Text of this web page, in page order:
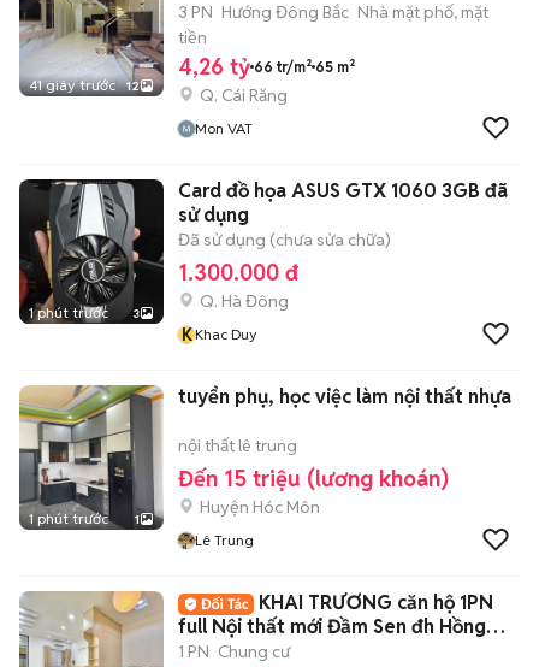
41 giây trước 12
3 PN Hướng Đông Bắc Nhà mặt phố, mặt
tiền
4,26 tỷ 66 tr/m² 65 m²
Q. Cái Răng
Mon VAT
1 phút trước 3
Card đồ họa ASUS GTX 1060 3GB đã
sử dụng
Đã sử dụng (chưa sửa chữa)
1.300.000 đ
Q. Hà Đông
KKhac Duy
1 phút trước 1
tuyển phụ, học việc làm nội thất nhựa
nội thất lê trung
Đến 15 triệu (lương khoán)
Huyện Hóc Môn
Lê Trung
KHAI TRƯƠNG căn hộ 1PN
full Nội thất mới Đầm Sen đh Hồng
Bàng
1 PN Chung cư